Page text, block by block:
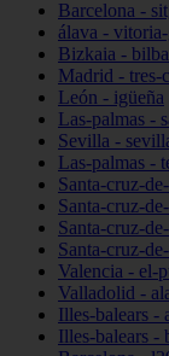
Barcelona -
álava -
Bizkaia -
Madrid - tres-
León - igüeña
Las-palmas -
Sevilla -
Las-palmas -
Santa-cruz-
Santa-cruz-
Santa-cruz-
Santa-cruz-
Valencia - el-
Valladolid -
Illes-balears -
Illes-balears -